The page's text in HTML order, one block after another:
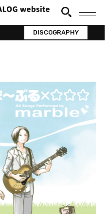
DISCOGRAPHY